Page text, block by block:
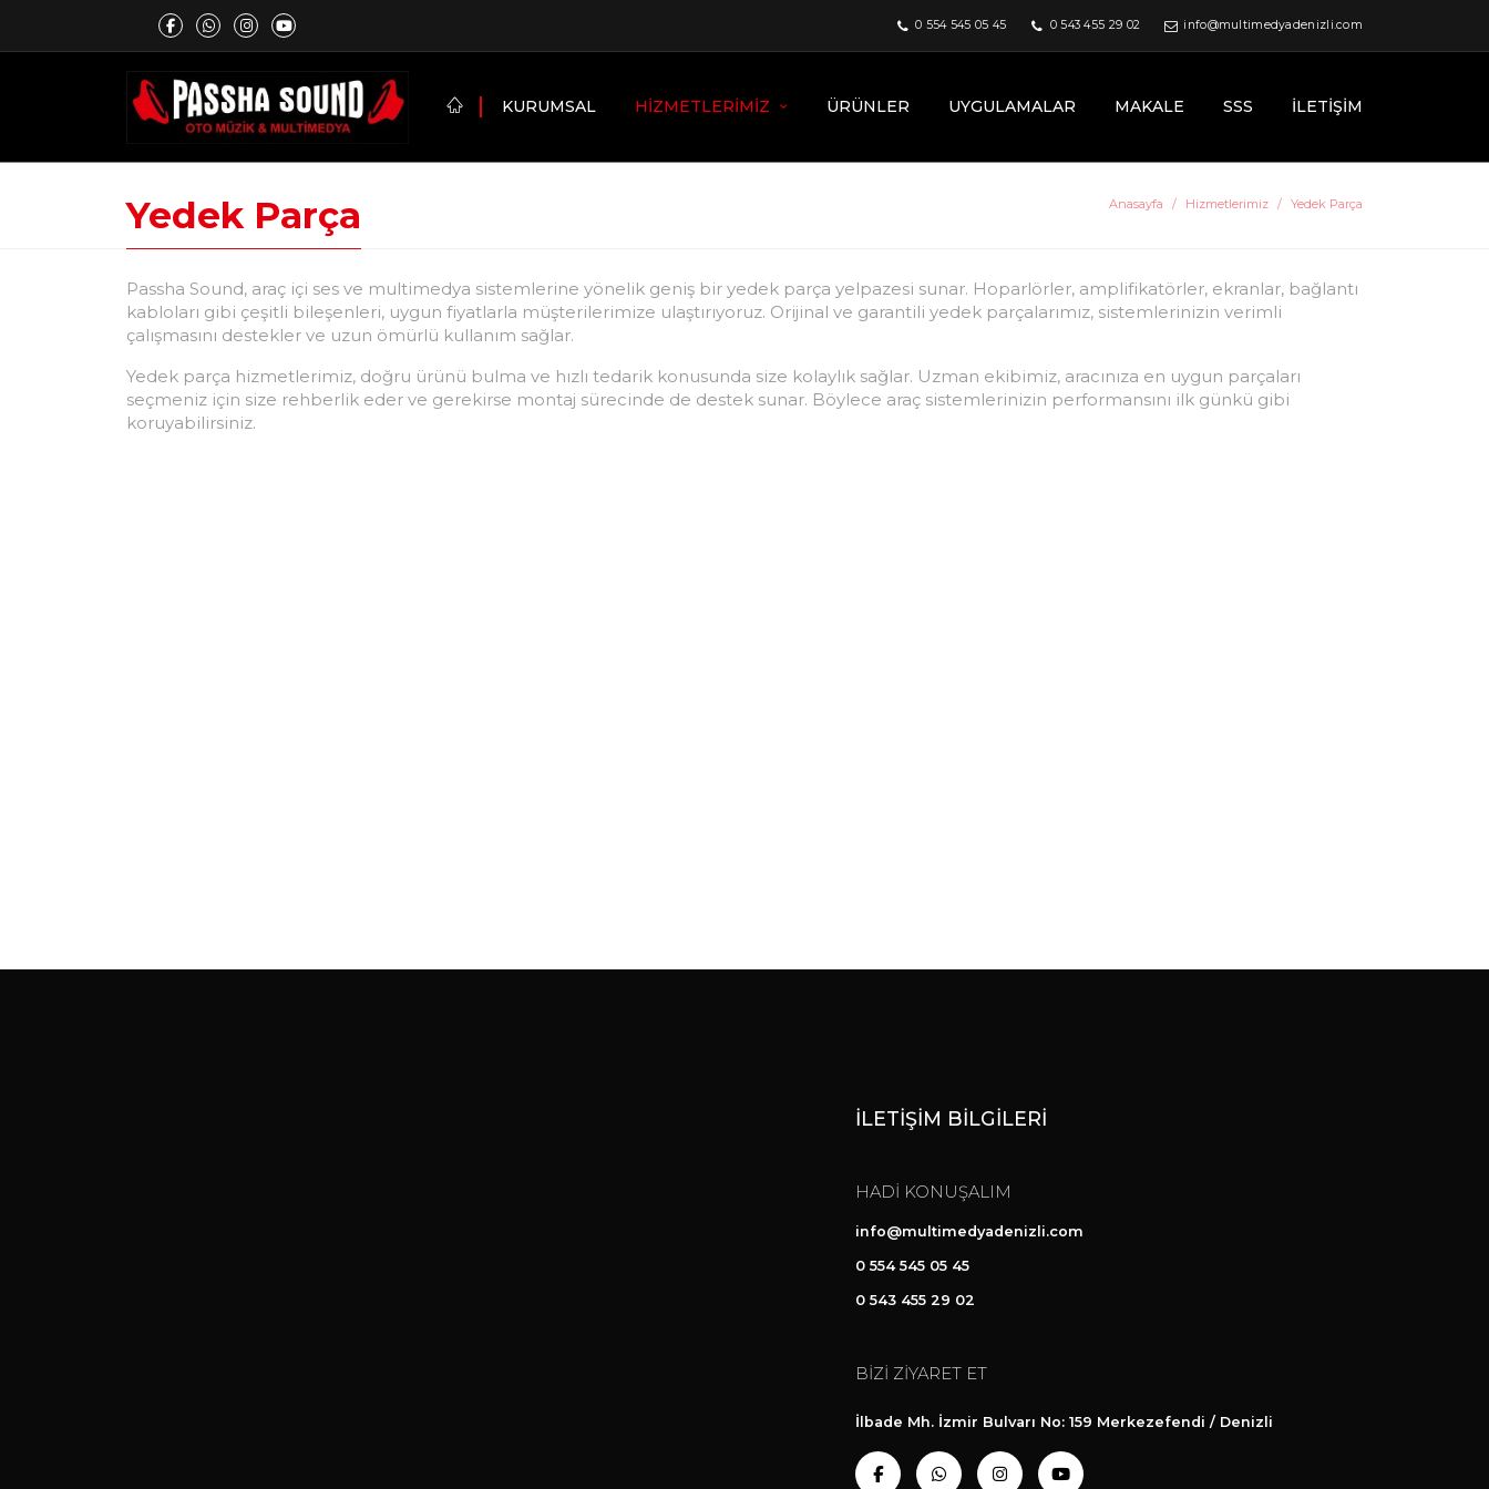
0 554 545 05 45 0 543 455 29 02 info@multimedyadenizli.com
KURUMSAL HIZMETLERIMIZ ÜRÜNLER UYGULAMALAR MAKALE SSS İLETIŞIM
Yedek Parça Anasayfa Hizmetlerimiz Yedek Parça
Passha Sound, araç içi ses ve multimedya sistemlerine yönelik geniş bir yedek parça yelpazesi sunar. Hoparlörler, amplifikatörler, ekranlar, bağlantı
kabloları gibi çeşitli bileşenleri, uygun fiyatlarla müşterilerimize ulaştırıyoruz. Orijinal ve garantili yedek parçalarımız, sistemlerinizin verimli
çalışmasını destekler ve uzun ömürlü kullanım sağlar.
Yedek parça hizmetlerimiz, doğru ürünü bulma ve hızlı tedarik konusunda size kolaylık sağlar. Uzman ekibimiz, aracınıza en uygun parçaları
seçmeniz için size rehberlik eder ve gerekirse montaj sürecinde de destek sunar. Böylece araç sistemlerinizin performansını ilk günkü gibi
koruyabilirsiniz.
İLETİŞİM BİLGİLERİ
HADİ KONUŞALIM
info@multimedyadenizli.com
0 554 545 05 45
0 543 455 29 02
BİZİ ZİYARET ET
İlbade Mh. İzmir Bulvarı No: 159 Merkezefendi / Denizli